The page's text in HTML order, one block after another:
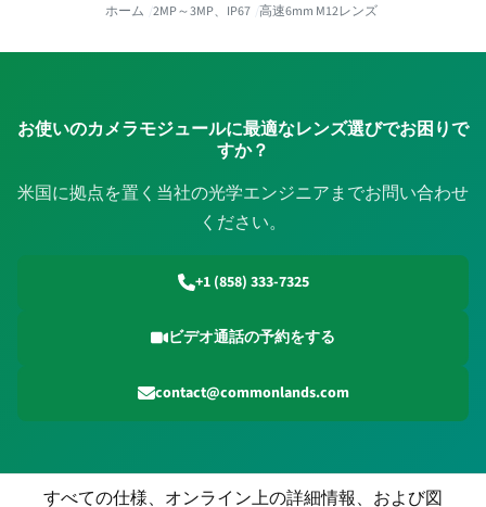
ホーム 2MP～3MP、IP67 高速6mm M12レンズ
お使いのカメラモジュールに最適なレンズ選びでお困りで
すか？
米国に拠点を置く当社の光学エンジニアまでお問い合わせ
ください。
+1 (858) 333-7325
ビデオ通話の予約をする
contact@commonlands.com
すべての仕様、オンライン上の詳細情報、および図